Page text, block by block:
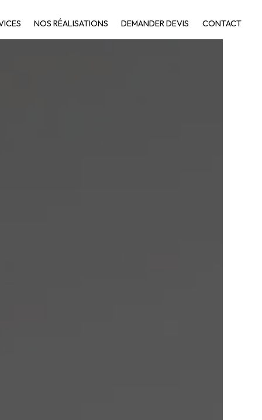
NOS RÉALISATIONS DEMANDER DEVIS CONTACT